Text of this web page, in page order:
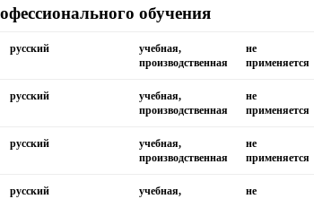
обучения
русский
учебная,
производственная
не
применяется
русский
учебная,
производственная
не
применяется
русский
учебная,
производственная
не
применяется
русский
учебная,
не